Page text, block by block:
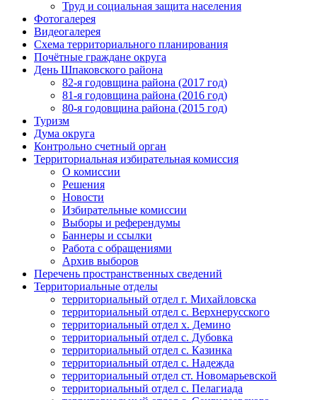
Труд и социальная защита населения
Фотогалерея
Видеогалерея
Схема территориального планирования
Почётные граждане округа
День Шпаковского района
82-я годовщина района (2017 год)
81-я годовщина района (2016 год)
80-я годовщина района (2015 год)
Туризм
Дума округа
Контрольно счетный орган
Территориальная избирательная комиссия
О комиссии
Решения
Новости
Избирательные комиссии
Выборы и референдумы
Баннеры и ссылки
Работа с обращениями
Архив выборов
Перечень пространственных сведений
Территориальные отделы
территориальный отдел г. Михайловска
территориальный отдел с. Верхнерусского
территориальный отдел х. Демино
территориальный отдел с. Дубовка
территориальный отдел с. Казинка
территориальный отдел с. Надежда
территориальный отдел ст. Новомарьевской
территориальный отдел с. Пелагиада